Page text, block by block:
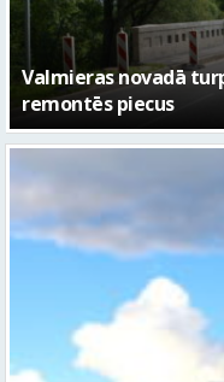
No pagaidu teātra
– kā attīstīsies